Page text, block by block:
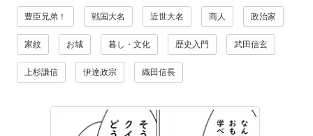
豊臣兄弟！ 戦国大名 近世大名 商人 政治家
家紋 お城 暮し・文化 歴史入門 武田信玄
上杉謙信 伊達政宗 織田信長